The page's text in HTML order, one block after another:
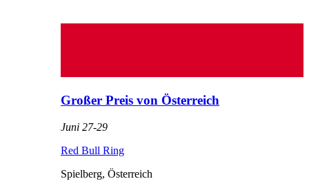
Großer Preis von Österreich
Juni 27-29
Red Bull Ring
Spielberg, Österreich